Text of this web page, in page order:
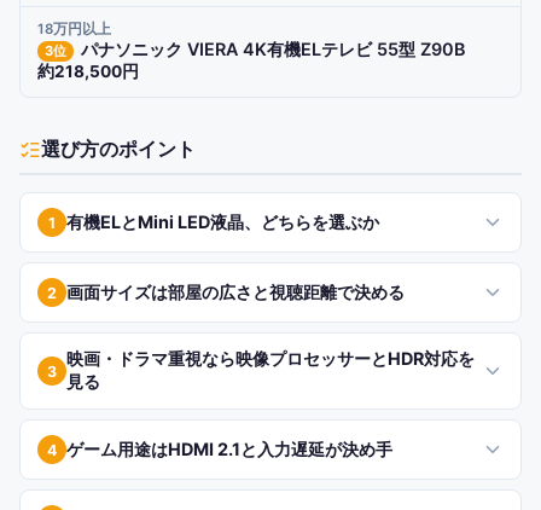
18万円以上
3位 パナソニック VIERA 4K有機ELテレビ 55型 Z90B
約218,500円
選び方のポイント
1 有機ELとMini LED液晶、どちらを選ぶか
2 画面サイズは部屋の広さと視聴距離で決める
3
映画・ドラマ重視なら映像プロセッサーとHDR対応を
見る
4 ゲーム用途はHDMI 2.1と入力遅延が決め手